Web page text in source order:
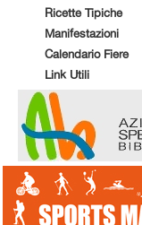
Ricette Tipiche
Manifestazioni
Calendario Fiere
Link Utili